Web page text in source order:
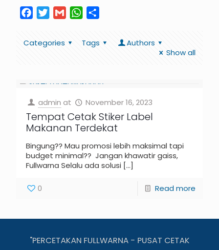
FacebookTwitterGmail WhatsApp
Categories Tags
Authors
Show all
admin at November 16, 2023
Tempat Cetak Stiker Label
Makanan Terdekat
Bingung?? Mau promosi lebih maksimal tapi
budget minimal?? Jangan khawatir gaiss,
Fullwarna Selalu ada solusi […]
0 Read more
"PERCETAKAN FULLWARNA - PUSAT CETAK